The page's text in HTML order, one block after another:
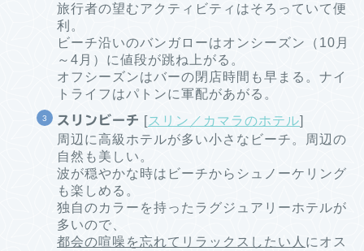
旅行者の望むアクティビティはそろっていて便
利。
ビーチ沿いのバンガローはオンシーズン（10月
～4月）に値段が跳ね上がる。
オフシーズンはバーの閉店時間も早まる。ナイ
トライフはパトンに軍配があがる。
スリンビーチ [スリン／カマラのホテル]
周辺に高級ホテルが多い小さなビーチ。周辺の
自然も美しい。
波が穏やかな時はビーチからシュノーケリング
も楽しめる。
独自のカラーを持ったラグジュアリーホテルが
多いので、
都会の喧噪を忘れてリラックスしたい人 にオス